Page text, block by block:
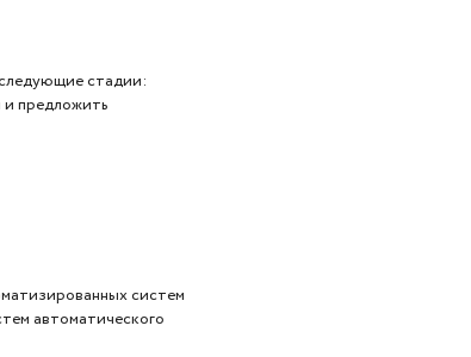
стадии:
и предложить
систем
автоматического